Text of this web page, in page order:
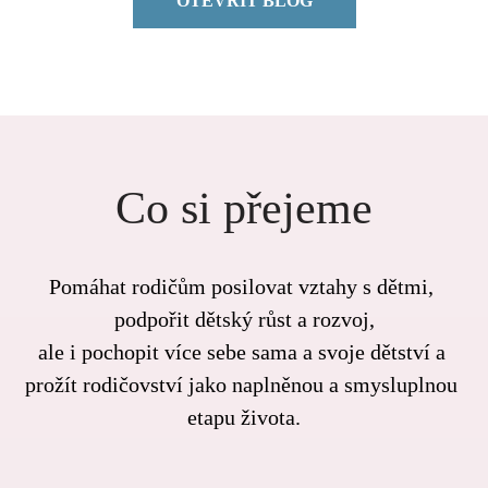
Co si přejeme
Pomáhat rodičům posilovat vztahy s dětmi,
podpořit dětský růst a rozvoj,
ale i pochopit více sebe sama a svoje dětství a
prožít rodičovství jako naplněnou a smysluplnou
etapu života.